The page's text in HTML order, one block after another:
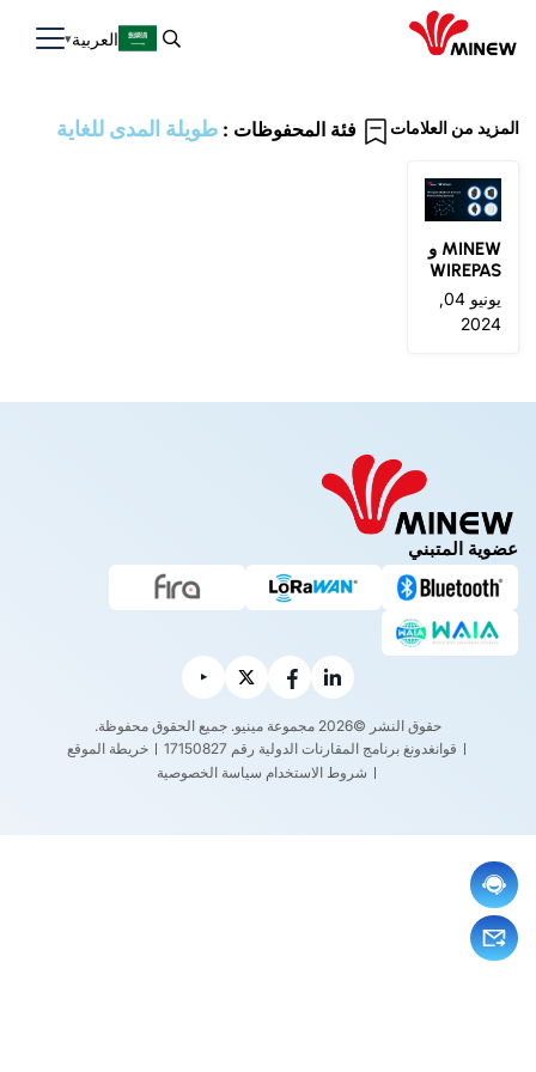
العربية
فئة المحفوظات : طويلة المدى للغاية المزيد من العلامات
MINEW و
WIREPAS
تقدمان ال
جيل التال
ي من حلو
تبع الأصو
يونيو 04,
2024
عضوية المتبني
حقوق النشر ©2026 مجموعة مينيو. جميع الحقوق محفوظة.
قوانغدونغ برنامج المقارنات الدولية رقم 17150827
خريطة الموقع
شروط الاستخدام سياسة الخصوصية